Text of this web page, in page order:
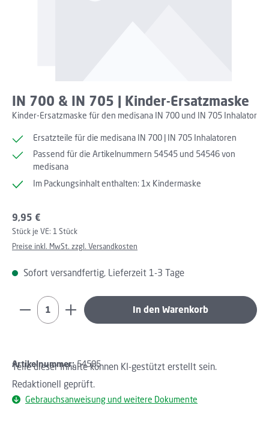
IN 700 & IN 705 | Kinder-Ersatzmaske
Kinder-Ersatzmaske für den medisana IN 700 und IN 705 Inhalator
Ersatzteile für die medisana IN 700 | IN 705 Inhalatoren
Passend für die Artikelnummern 54545 und 54546 von
medisana
Im Packungsinhalt enthalten: 1x Kindermaske
Regulärer Preis:
9,95 €
Stück je VE: 1 Stück
Preise inkl. MwSt. zzgl. Versandkosten
Sofort versandfertig, Lieferzeit 1-3 Tage
Produkt Anzahl: Gib den gewünschten Wert ein
In den Warenkorb
Artikelnummer:54585
Teile dieser Inhalte können KI-gestützt erstellt sein.
Redaktionell geprüft.
Gebrauchsanweisung und weitere Dokumente